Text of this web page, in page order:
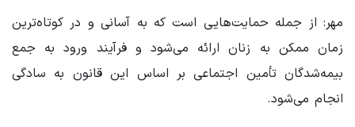
مهر: از جمله حمایت‌هایی است که به آسانی و در کوتاه‌ترین
زمان ممکن به زنان ارائه می‌شود و فرآیند ورود به جمع
بیمه‌شدگان تأمین اجتماعی بر اساس این قانون به سادگی
انجام می‌شود.